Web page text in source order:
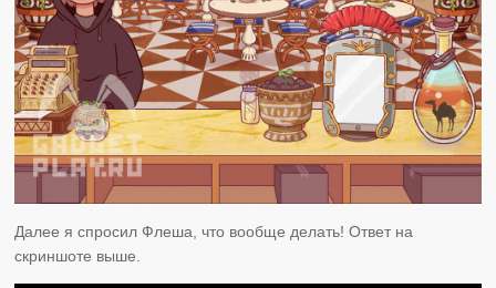
Далее я спросил Флеша, что вообще делать! Ответ на
скриншоте выше.